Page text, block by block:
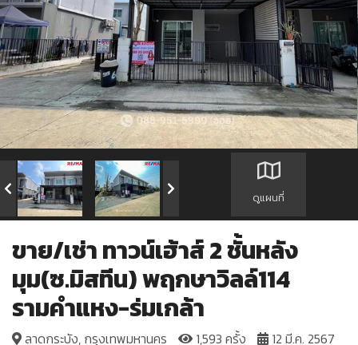
ดูแผนที่
ขาย/เช่า ทาวน์เฮ้าส์ 2 ชั้นหลัง
มุม(ซ.มิสทีน) พฤกษาวิลล์114
รามคำแหง-ร่มเกล้า
ลาดกระบัง, กรุงเทพมหานคร 1,593 ครั้ง
12 มี.ค. 2567